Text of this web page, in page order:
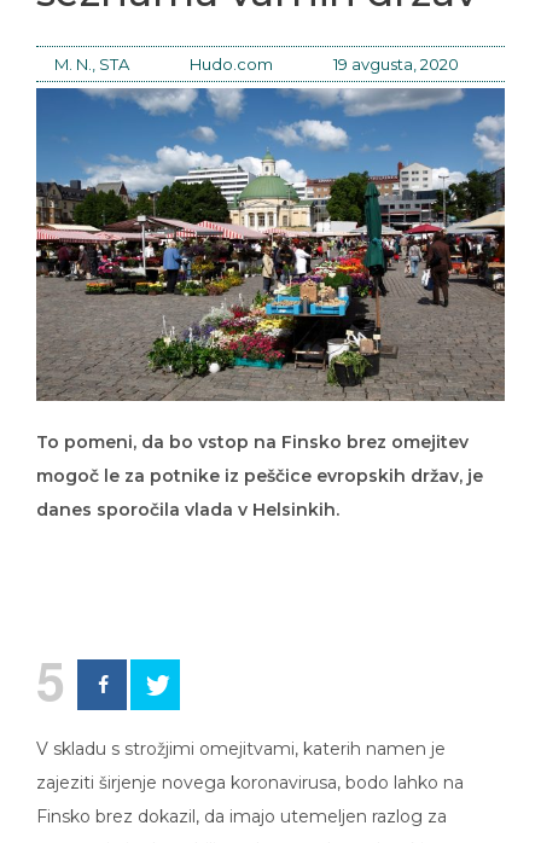
M. N., STA Hudo.com 19 avgusta, 2020
mogoč le za potnike iz peščice evropskih držav, je
danes sporočila vlada v Helsinkih.
5
zajeziti širjenje novega koronavirusa, bodo lahko na
Finsko brez dokazil, da imajo utemeljen razlog za
potovanje in da so bili pred tem v dvotedenski